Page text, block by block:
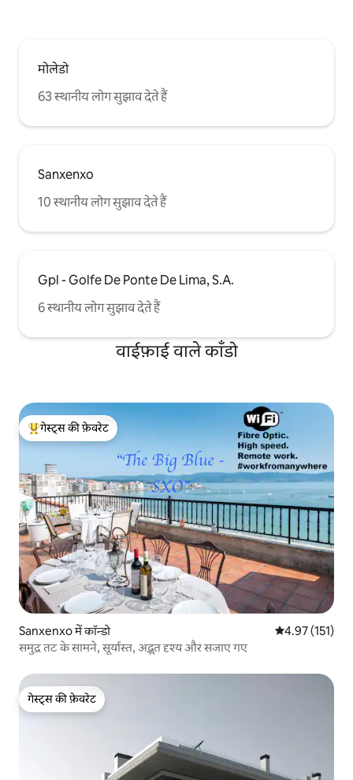
मोलेडो
63 स्थानीय लोग सुझाव देते हैं
Sanxenxo
10 स्थानीय लोग सुझाव देते हैं
Gpl - Golfe De Ponte De Lima, S.A.
6 स्थानीय लोग सुझाव देते हैं
वाईफ़ाई वाले काँडो
गेस्ट्स का टॉप फ़ेवरेट
गेस्ट्स की फ़ेवरेट
Sanxenxo में कॉन्डो औसत रेटिंग 5 में से
4.97 (151)
समुद्र तट के सामने, सूर्यास्त, अद्भुत दृश्य और सजाए गए
गेस्ट्स की फ़ेवरेट
गेस्ट्स की फ़ेवरेट